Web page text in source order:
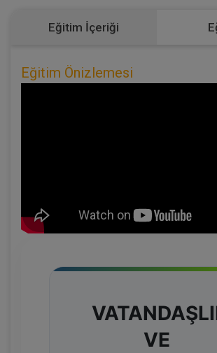
Eğitim İçeriği
Eğitim Önizlemesi
VE